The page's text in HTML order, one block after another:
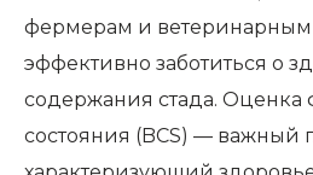
фермерам и ветеринарным
эффективно заботиться о
содержания стада. Оценка
состояния (BCS) — важный